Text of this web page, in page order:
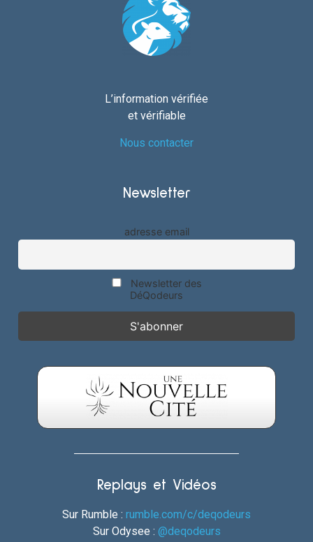
L’information vérifiée
et vérifiable
Nous contacter
Newsletter
adresse email
Newsletter des
DéQodeurs
Replays et Vidéos
Sur Rumble : rumble.com/c/deqodeurs
Sur Odysee : @deqodeurs